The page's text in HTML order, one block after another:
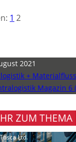
1 2
2021
+ Materialfluss
Magazin 6
ZUM THEMA
Ltd.